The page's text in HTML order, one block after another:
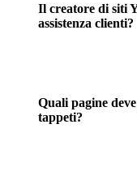
Il creatore di siti
assistenza clienti?
Quali pagine
tappeti?